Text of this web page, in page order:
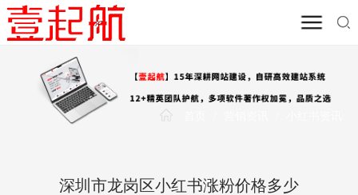
深圳市龙岗区小红书涨粉价格多少